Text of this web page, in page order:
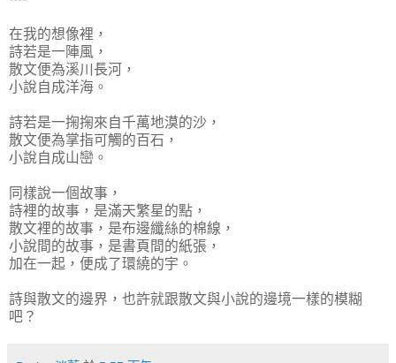
在我的想像裡，
詩若是一陣風，
散文便為溪川長河，
小說自成洋海。
詩若是一掬掬來自千萬地漠的沙，
散文便為掌指可觸的百石，
小說自成山巒。
同樣說一個故事，
詩裡的故事，是滿天繁星的點，
散文裡的故事，是布邊纖絲的棉線，
小說間的故事，是書頁間的紙張，
加在一起，便成了環繞的宇。
詩與散文的邊界，也許就跟散文與小說的邊境一樣的模糊
吧？